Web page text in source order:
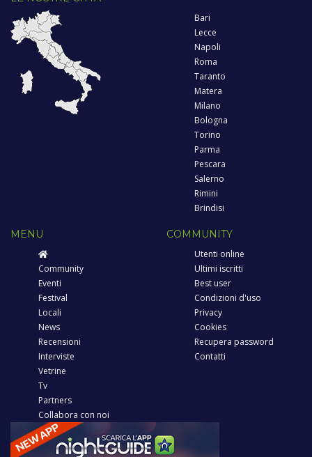
Bari
Lecce
Napoli
Roma
Taranto
Matera
Milano
Bologna
Torino
Parma
Pescara
Salerno
Rimini
Brindisi
MENU
Community
Eventi
Festival
Locali
News
Recensioni
Interviste
Vetrine
Tv
Partners
Collabora con noi
COMMUNITY
Utenti online
Ultimi iscritti
Best user
Condizioni d'uso
Privacy
Cookies
Recupera password
Contatti